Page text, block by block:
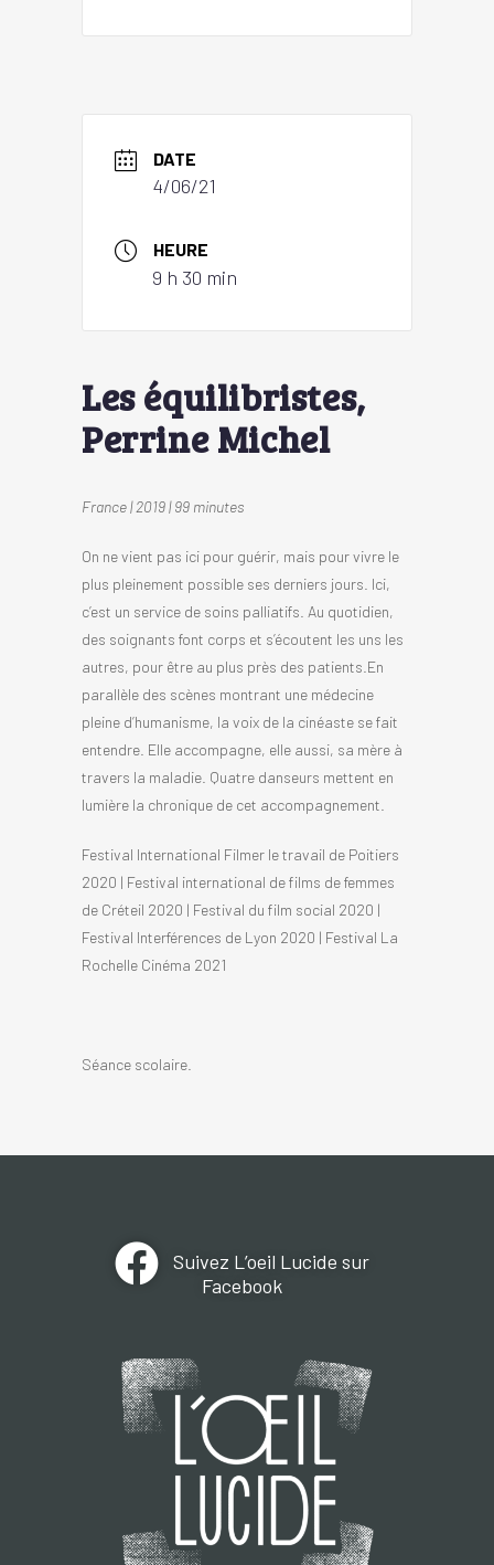
DATE
4/06/21
HEURE
9 h 30 min
Les équilibristes,
Perrine Michel
France | 2019 | 99 minutes
On ne vient pas ici pour guérir, mais pour vivre le
plus pleinement possible ses derniers jours. Ici,
c’est un service de soins palliatifs. Au quotidien,
des soignants font corps et s’écoutent les uns les
autres, pour être au plus près des patients.En
parallèle des scènes montrant une médecine
pleine d’humanisme, la voix de la cinéaste se fait
entendre. Elle accompagne, elle aussi, sa mère à
travers la maladie. Quatre danseurs mettent en
lumière la chronique de cet accompagnement.
Festival International Filmer le travail de Poitiers
2020 | Festival international de films de femmes
de Créteil 2020 | Festival du film social 2020 |
Festival Interférences de Lyon 2020 | Festival La
Rochelle Cinéma 2021
Séance scolaire.
Suivez L’oeil Lucide sur
Facebook